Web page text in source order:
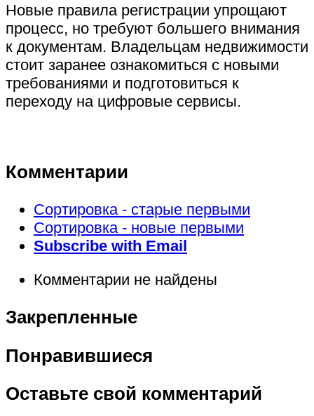
Новые правила регистрации упрощают
процесс, но требуют большего внимания
к документам. Владельцам недвижимости
стоит заранее ознакомиться с новыми
требованиями и подготовиться к
переходу на цифровые сервисы.
Комментарии
Сортировка - старые первыми
Сортировка - новые первыми
Subscribe with Email
Комментарии не найдены
Закрепленные
Понравившиеся
Оставьте свой комментарий